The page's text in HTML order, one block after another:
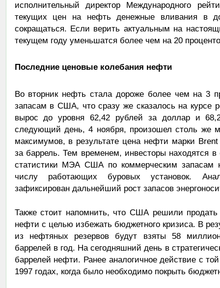
исполнительный директор Международного
текущих цен на нефть денежные вливания в
сокращаться. Если верить актуальным на
текущем году уменьшатся более чем на 20
Последние ценовые колебания нефти
Во вторник нефть стала дороже более чем на 3
запасам в США, что сразу же сказалось на курсе
вырос до уровня 62,42 рублей за доллар и
следующий день, 4 ноября, произошел столь же
максимумов, в результате цена нефти марки
за баррель. Тем временем, инвесторы находятся
статистики МЭА США по коммерческим запасам
числу работающих буровых установок.
зафиксирован дальнейший рост запасов
Также стоит напомнить, что США решили продать
нефти с целью избежать бюджетного кризиса. В
из нефтяных резервов будут взяты 58
баррелей в год. На сегодняшний день в
баррелей нефти. Ранее аналогичное действие с
1997 годах, когда было необходимо покрыть